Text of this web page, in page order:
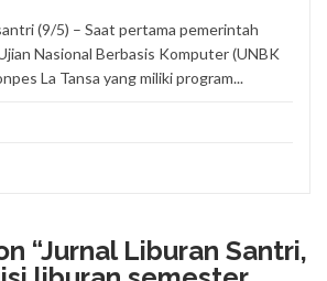
(9/5) – Saat pertama pemerintah
Nasional Berbasis Komputer (UNBK
La Tansa yang miliki program...
“Jurnal Liburan Santri,